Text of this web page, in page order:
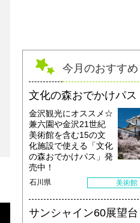
今月のおすすめ
文化の森おでかけパス
金沢観光にオススメ☆
兼六園や金沢21世紀
美術館を含む15の文
化施設で使える「文化
の森おでかけパス」発
売中！
石川県 美術館
サンシャイン60展望